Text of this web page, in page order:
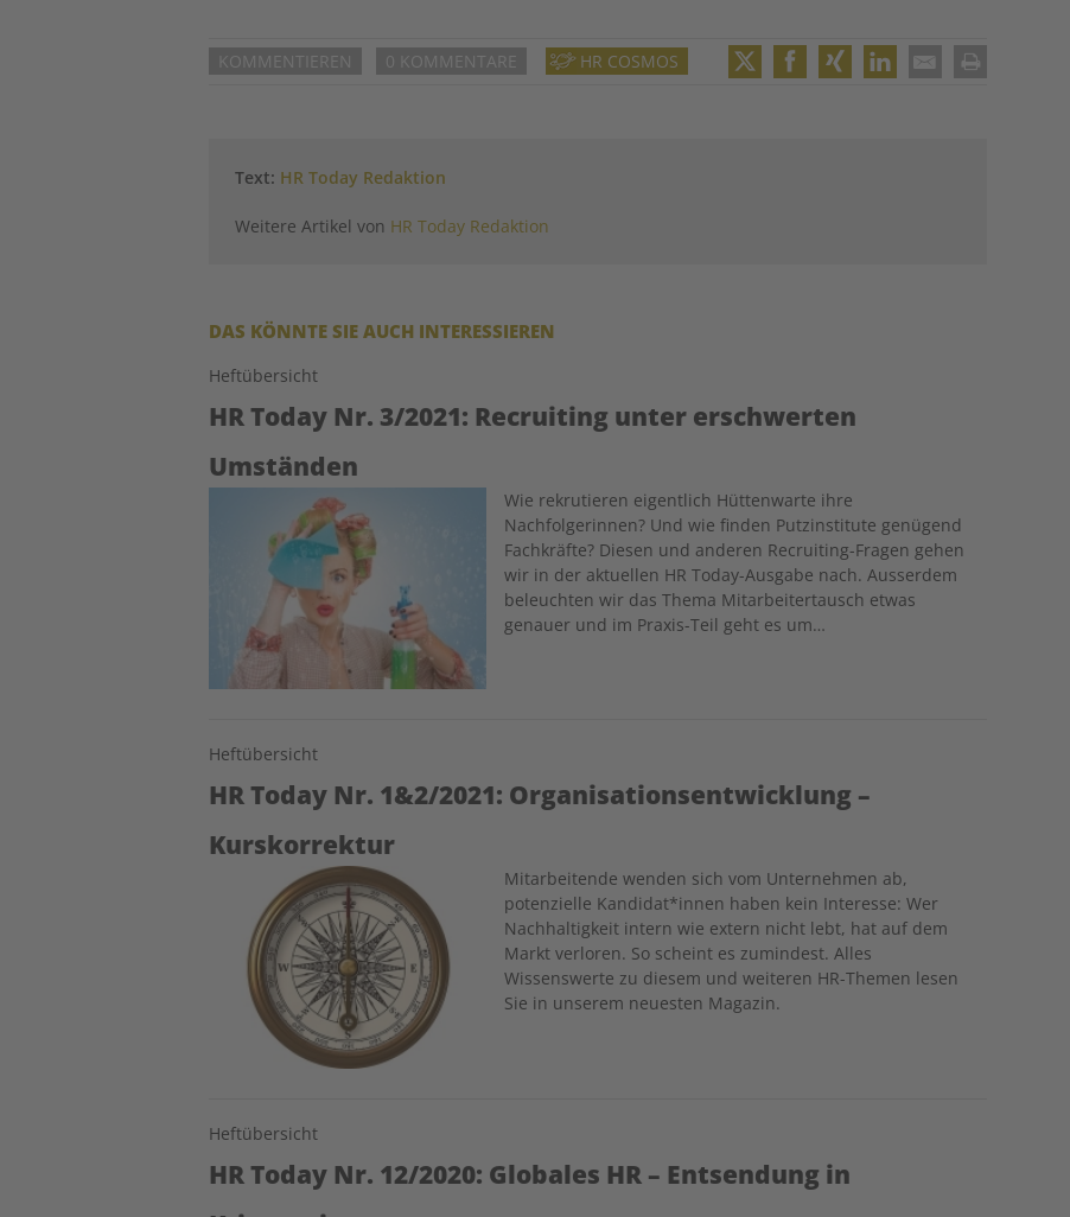
KOMMENTIEREN 0 KOMMENTARE HR COSMOS
Text: HR Today Redaktion
Weitere Artikel von HR Today Redaktion
DAS KÖNNTE SIE AUCH INTERESSIEREN
Heftübersicht
HR Today Nr. 3/2021: Recruiting unter erschwerten
Umständen
Wie rekrutieren eigentlich Hüttenwarte ihre
Nachfolgerinnen? Und wie finden Putzinstitute genügend
Fachkräfte? Diesen und anderen Recruiting-Fragen gehen
wir in der aktuellen HR Today-Ausgabe nach. Ausserdem
beleuchten wir das Thema Mitarbeitertausch etwas
genauer und im Praxis-Teil geht es um…
Heftübersicht
HR Today Nr. 1&2/2021: Organisationsentwicklung –
Kurskorrektur
Mitarbeitende wenden sich vom Unternehmen ab,
potenzielle Kandidat*innen haben kein Interesse: Wer
Nachhaltigkeit intern wie extern nicht lebt, hat auf dem
Markt verloren. So scheint es zumindest. Alles
Wissenswerte zu diesem und weiteren HR-Themen lesen
Sie in unserem neuesten Magazin.
Heftübersicht
HR Today Nr. 12/2020: Globales HR – Entsendung in